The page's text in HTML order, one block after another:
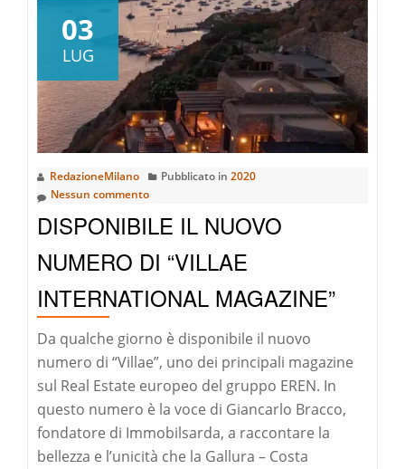
investire
nell’eccellenza
03
LUG
RedazioneMilano Pubblicato in 2020
Nessun commento
DISPONIBILE IL NUOVO
NUMERO DI “VILLAE
INTERNATIONAL MAGAZINE”
Da qualche giorno è disponibile il nuovo
numero di “Villae”, uno dei principali magazine
sul Real Estate europeo del gruppo EREN. In
questo numero è la voce di Giancarlo Bracco,
fondatore di Immobilsarda, a raccontare la
bellezza e l’unicità che la Gallura – Costa